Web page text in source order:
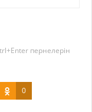
пернелерін
0